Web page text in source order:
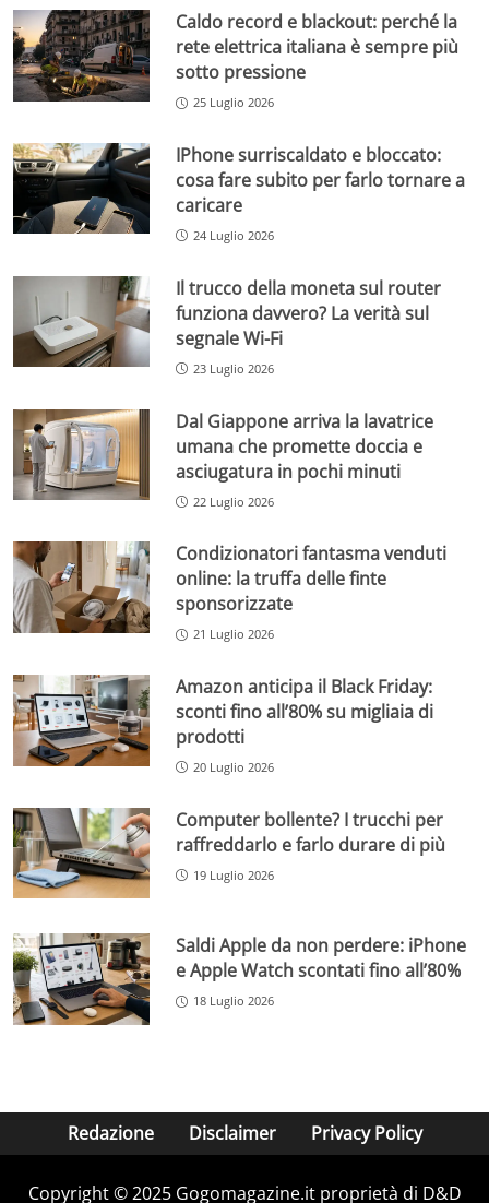
Caldo record e blackout: perché la
rete elettrica italiana è sempre più
sotto pressione
25 Luglio 2026
IPhone surriscaldato e bloccato:
cosa fare subito per farlo tornare a
caricare
24 Luglio 2026
Il trucco della moneta sul router
funziona davvero? La verità sul
segnale Wi-Fi
23 Luglio 2026
Dal Giappone arriva la lavatrice
umana che promette doccia e
asciugatura in pochi minuti
22 Luglio 2026
Condizionatori fantasma venduti
online: la truffa delle finte
sponsorizzate
21 Luglio 2026
Amazon anticipa il Black Friday:
sconti fino all’80% su migliaia di
prodotti
20 Luglio 2026
Computer bollente? I trucchi per
raffreddarlo e farlo durare di più
19 Luglio 2026
Saldi Apple da non perdere: iPhone
e Apple Watch scontati fino all’80%
18 Luglio 2026
Redazione Disclaimer Privacy Policy
Copyright © 2025 Gogomagazine.it proprietà di D&D